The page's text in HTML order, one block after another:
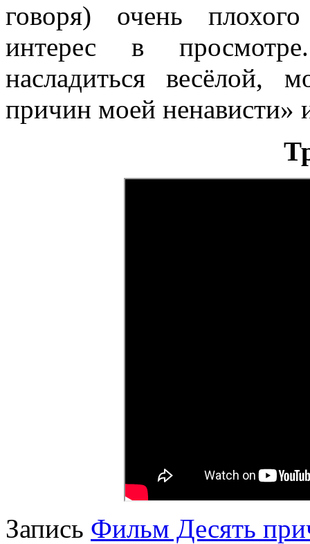
говоря) очень
интерес в
насладиться весёлой,
причин моей ненависти»
Запись Фильм Десять